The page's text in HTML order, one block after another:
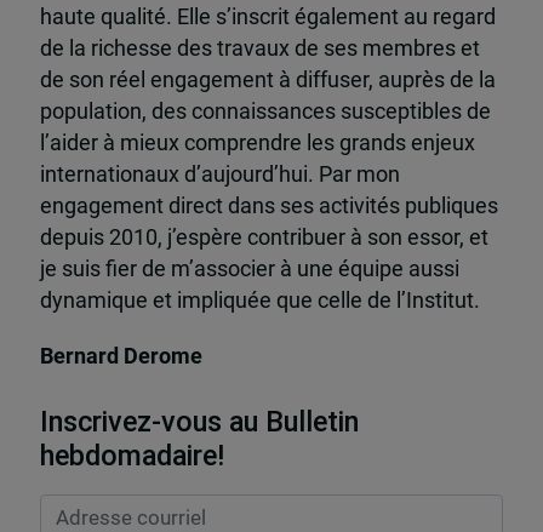
haute qualité. Elle s’inscrit également au regard
de la richesse des travaux de ses membres et
de son réel engagement à diffuser, auprès de la
population, des connaissances susceptibles de
l’aider à mieux comprendre les grands enjeux
internationaux d’aujourd’hui. Par mon
engagement direct dans ses activités publiques
depuis 2010, j’espère contribuer à son essor, et
je suis fier de m’associer à une équipe aussi
dynamique et impliquée que celle de l’Institut.
Bernard Derome
Inscrivez-vous au Bulletin
hebdomadaire!